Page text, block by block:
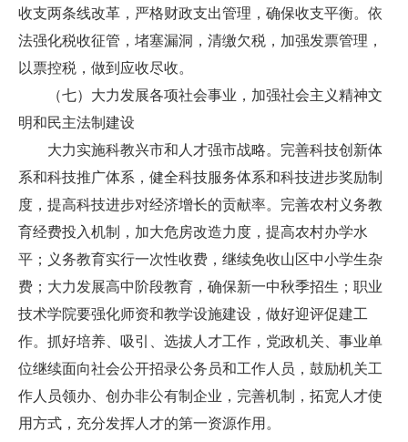
收支两条线改革，严格财政支出管理，确保收支平衡。依
法强化税收征管，堵塞漏洞，清缴欠税，加强发票管理，
以票控税，做到应收尽收。
（七）大力发展各项社会事业，加强社会主义精神文
明和民主法制建设
大力实施科教兴市和人才强市战略。完善科技创新体
系和科技推广体系，健全科技服务体系和科技进步奖励制
度，提高科技进步对经济增长的贡献率。完善农村义务教
育经费投入机制，加大危房改造力度，提高农村办学水
平；义务教育实行一次性收费，继续免收山区中小学生杂
费；大力发展高中阶段教育，确保新一中秋季招生；职业
技术学院要强化师资和教学设施建设，做好迎评促建工
作。抓好培养、吸引、选拔人才工作，党政机关、事业单
位继续面向社会公开招录公务员和工作人员，鼓励机关工
作人员领办、创办非公有制企业，完善机制，拓宽人才使
用方式，充分发挥人才的第一资源作用。